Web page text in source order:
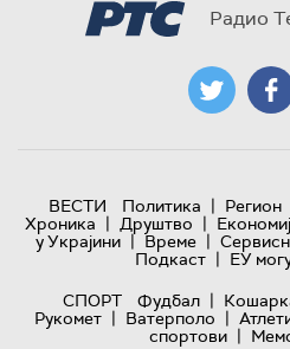
Радио
ВЕСТИ Политика | Регион
Хроника | Друштво |
у Украјини | Време |
Подкаст | ЕУ
СПОРТ
Фудбал |
Рукомет | Ватерполо |
спортови |